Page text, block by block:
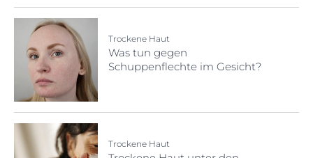
Trockene Haut
Was tun gegen
Schuppenflechte im Gesicht?
Trockene Haut